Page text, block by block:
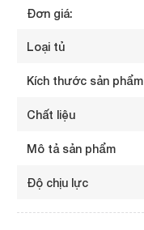
Đơn giá:
Loại tủ
Kích thước sản phẩm
Chất liệu
Mô tả sản phẩm
Độ chịu lực